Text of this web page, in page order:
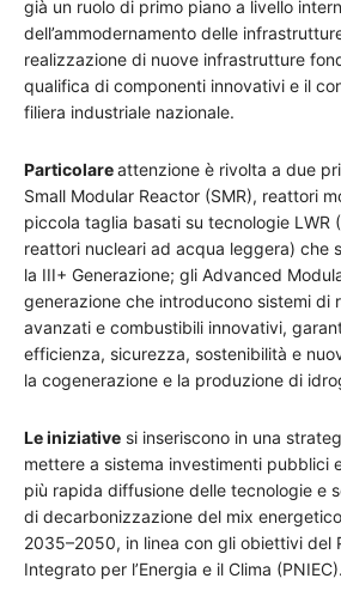
già un ruolo di primo piano a livello
dell’ammodernamento delle
realizzazione di nuove infrastrutture
qualifica di componenti innovativi e il
filiera industriale nazionale.
Particolareattenzione è rivolta a due
Small Modular Reactor (SMR), reattori
piccola taglia basati su tecnologie LWR
reattori nucleari ad acqua leggera) che
la III+ Generazione; gli Advanced
generazione che introducono sistemi di
avanzati e combustibili innovativi,
efficienza, sicurezza, sostenibilità e
la cogenerazione e la produzione di
Le iniziative si inseriscono in una
mettere a sistema investimenti pubblici
più rapida diffusione delle tecnologie e
di decarbonizzazione del mix
2035–2050, in linea con gli obiettivi del
Integrato per l’Energia e il Clima (PNIEC).